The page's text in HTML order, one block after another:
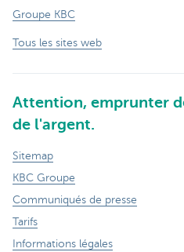
Groupe KBC
Tous les sites web
Attention, emprunter
de l'argent.
Sitemap
KBC Groupe
Communiqués de presse
Tarifs
Informations légales